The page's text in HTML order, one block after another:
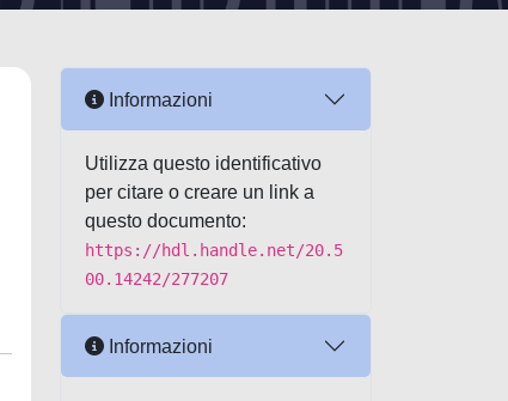
Informazioni
Utilizza questo identificativo
per citare o creare un link a
questo documento:
https://hdl.handle.net/20.5
00.14242/277207
Informazioni